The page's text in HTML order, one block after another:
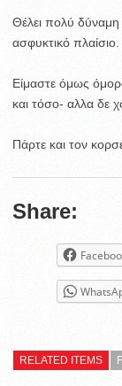
Θέλει πολύ δύναμη
ασφυκτικό πλαίσιο.
Είμαστε όμως
και τόσο- αλλα δε
Πάρτε και τον
Share:
RELATED ITEMS